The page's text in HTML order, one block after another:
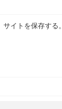
イトを保存する。